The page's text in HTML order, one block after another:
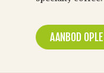
AANBOD